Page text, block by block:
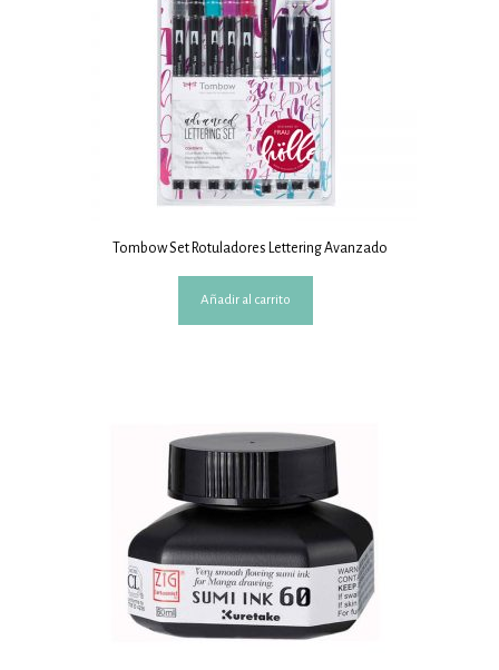
Tombow Set Rotuladores Lettering Avanzado
Añadir al carrito